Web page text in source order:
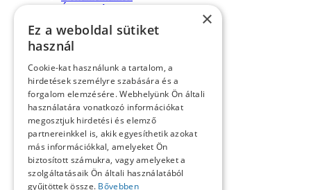
Évforduló
Impresszum
Konferencia
Kósa László köszöntése
Köszöntő
Közlemények
Kronológia
Lapszemle
Műhely
Nekrológ
Oral History
Pályakép
Reflexió
×
Ez a weboldal sütiket
használ
Cookie-kat használunk a tartalom, a
hirdetések személyre szabására és a
forgalom elemzésére. Webhelyünk Ön általi
használatára vonatkozó információkat
megosztjuk hirdetési és elemző
partnereinkkel is, akik egyesíthetik azokat
más információkkal, amelyeket Ön
biztosított számukra, vagy amelyeket a
szolgáltatásaik Ön általi használatából
gyűjtöttek össze. Bővebben